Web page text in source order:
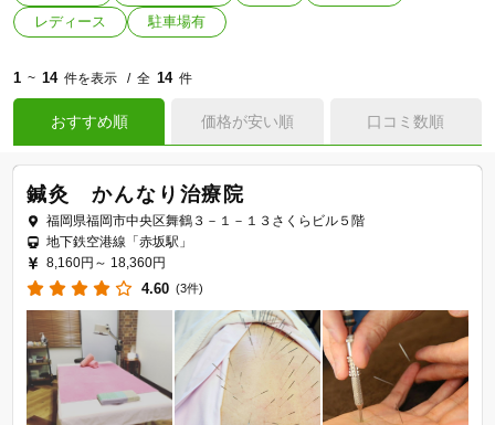
レディース
駐車場有
1 ~ 14 件を表示 全 14 件
おすすめ順 価格が安い順 口コミ数順
鍼灸 かんなり治療院
福岡県福岡市中央区舞鶴３－１－１３さくらビル５階
地下鉄空港線「赤坂駅」
8,160円～ 18,360円
4.60 (3件)